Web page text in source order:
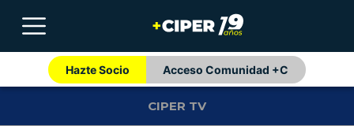
Hazte Socio Acceso Comunidad +C
CIPER TV